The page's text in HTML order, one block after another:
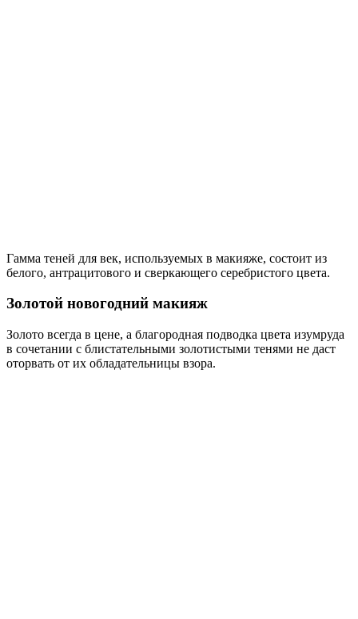
Гамма теней для век, используемых в макияже, состоит из
белого, антрацитового и сверкающего серебристого цвета.
Золотой новогодний макияж
Золото всегда в цене, а благородная подводка цвета изумруда
в сочетании с блистательными золотистыми тенями не даст
оторвать от их обладательницы взора.